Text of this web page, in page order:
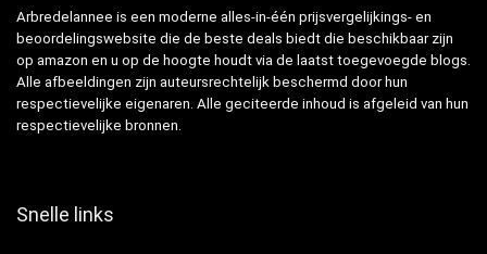
Arbredelannee is een moderne alles-in-één prijsvergelijkings- en
beoordelingswebsite die de beste deals biedt die beschikbaar zijn
op amazon en u op de hoogte houdt via de laatst toegevoegde blogs.
Alle afbeeldingen zijn auteursrechtelijk beschermd door hun
respectievelijke eigenaren. Alle geciteerde inhoud is afgeleid van hun
respectievelijke bronnen.
Snelle links